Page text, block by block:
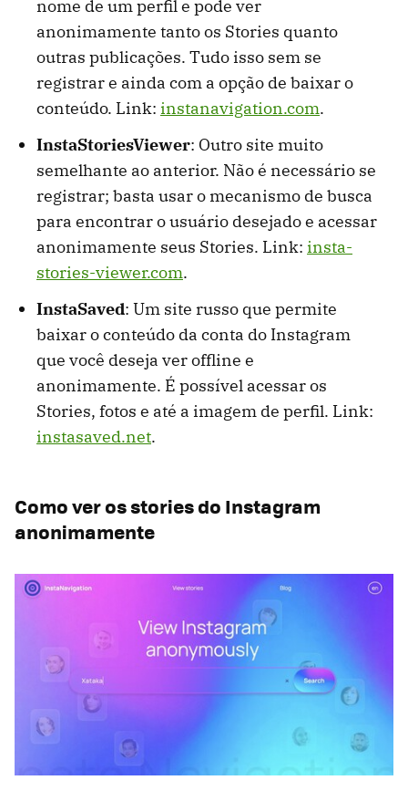
nome de um perfil e pode ver
anonimamente tanto os Stories quanto
outras publicações. Tudo isso sem se
registrar e ainda com a opção de baixar o
conteúdo. Link: instanavigation.com.
InstaStoriesViewer: Outro site muito
semelhante ao anterior. Não é necessário se
registrar; basta usar o mecanismo de busca
para encontrar o usuário desejado e acessar
anonimamente seus Stories. Link: insta-
stories-viewer.com.
InstaSaved: Um site russo que permite
baixar o conteúdo da conta do Instagram
que você deseja ver offline e
anonimamente. É possível acessar os
Stories, fotos e até a imagem de perfil. Link:
instasaved.net.
Como ver os stories do Instagram
anonimamente